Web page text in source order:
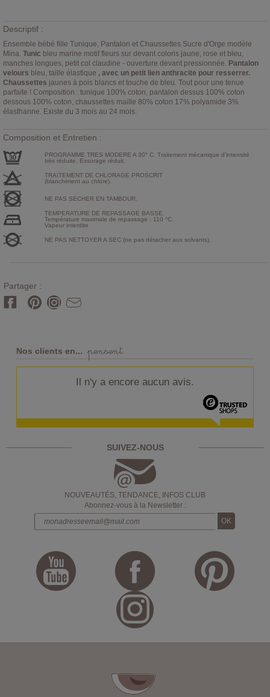
Descriptif :
Ensemble bébé fille Tunique, Pantalon et Chaussettes Sucre d'Orge modèle
Mina. Tunic bleu marine motif fleurs sur devant coloris jaune, rose et bleu,
manches longues, petit col claudine - ouverture devant pressionnée. Pantalon
velours bleu, taille élastique , avec un petit lien anthracite pour resserrer.
Chaussettes jaunes à pois blancs et touche de bleu. Tout pour une tenue
parfaite ! Composition : tunique 100% coton, pantalon dessus 100% coton
dessous 100% coton, chaussettes maille 80% coton 17% polyamide 3%
élasthanne. Existe du 3 mois au 24 mois.
Composition et Entretien :
PROGRAMME TRES MODERE A 30° C. Traitement mécanique d'intensité
très réduite. Essorage réduit.
TRAITEMENT DE CHLORAGE PROSCRIT
(blanchiment au chlore).
NE PAS SECHER EN TAMBOUR.
TEMPERATURE DE REPASSAGE BASSE.
Température maximale de repassage : 110 °C.
Vapeur interdite
NE PAS NETTOYER A SEC (ne pas détacher aux solvants).
Partager :
Nos clients en... pensent
Il n'y a encore aucun avis.
SUIVEZ-NOUS
NOUVEAUTÉS, TENDANCE, INFOS CLUB
Abonnez-vous à la Newsletter :